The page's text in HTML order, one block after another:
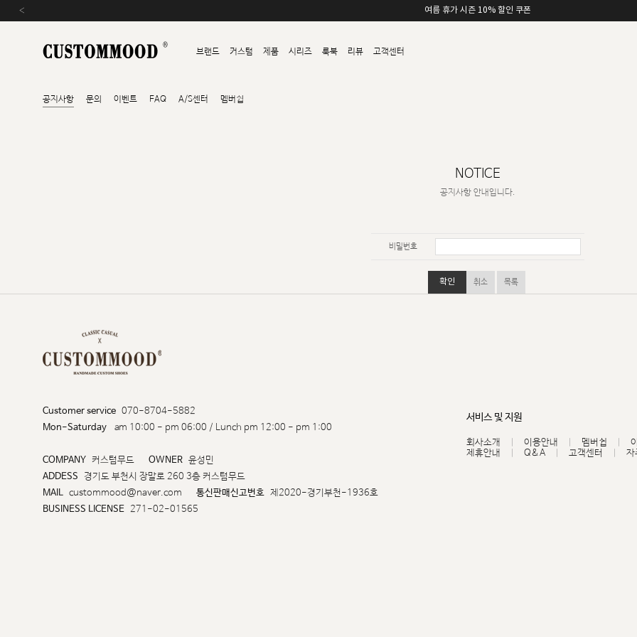
여름 휴가 시즌 10% 할인 쿠폰
‹
브랜드 커스텀 제품 시리즈 룩북 리뷰 고객센터
공지사항 문의 이벤트 FAQ A/S센터 멤버쉽
NOTICE
공지사항 안내입니다.
비밀번호
확인 취소 목록
Customer service 070-8704-5882
Mon-Saturday
am 10:00 - pm 06:00 / Lunch pm 12:00 - pm 1:00
COMPANY 커스텀무드 OWNER 윤성민
ADDESS
경기도 부천시 장말로 260 3층 커스텀무드
MAIL custommood@naver.com 통신판매신고번호 제2020-경기부천-1936호
BUSINESS LICENSE 271-02-01565
서비스 및 지원
회사소개 이용안내 멤버쉽
제휴안내
Q&A 고객센터 자